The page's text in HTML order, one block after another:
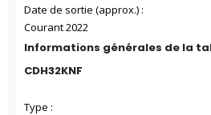
Date de sortie (approx.) :
Courant 2022
Informations générales de la
CDH32KNF
Type :